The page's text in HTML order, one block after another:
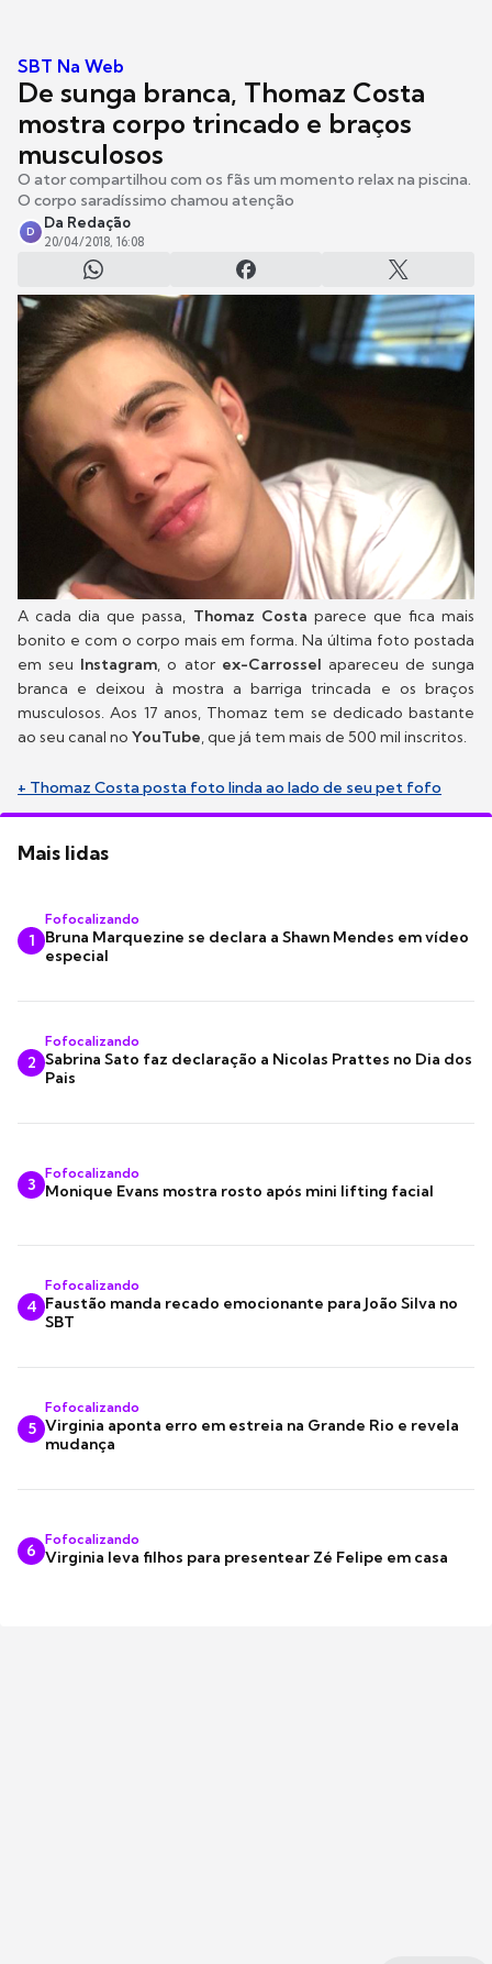
SBT Na Web
De sunga branca, Thomaz Costa
mostra corpo trincado e braços
musculosos
O ator compartilhou com os fãs um momento relax na piscina.
O corpo saradíssimo chamou atenção
D
Da Redação
20/04/2018, 16:08
A cada dia que passa, Thomaz Costa parece que fica mais
bonito e com o corpo mais em forma. Na última foto postada
em seu Instagram, o ator ex-Carrossel apareceu de sunga
branca e deixou à mostra a barriga trincada e os braços
musculosos. Aos 17 anos, Thomaz tem se dedicado bastante
ao seu canal no YouTube, que já tem mais de 500 mil inscritos.
+ Thomaz Costa posta foto linda ao lado de seu pet fofo
Mais lidas
1
Fofocalizando
Bruna Marquezine se declara a Shawn Mendes em vídeo
especial
2
Fofocalizando
Sabrina Sato faz declaração a Nicolas Prattes no Dia dos
Pais
3
Fofocalizando
Monique Evans mostra rosto após mini lifting facial
4
Fofocalizando
Faustão manda recado emocionante para João Silva no
SBT
5
Fofocalizando
Virginia aponta erro em estreia na Grande Rio e revela
mudança
6
Fofocalizando
Virginia leva filhos para presentear Zé Felipe em casa